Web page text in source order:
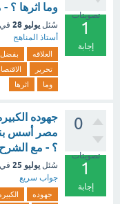
تصويتات
1
إجابة
وما اثرها ؟
سُئل يوليو 28
أستاذ المناهج
العلاقه بفضل
تحرير
وما
اثرها
0
تصويتات
1
إجابة
جهوده
؟ - مع الشرح
سُئل يوليو 25
جواب سريع
جهوده